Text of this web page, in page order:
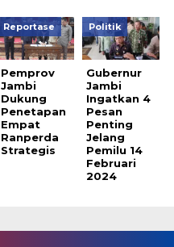
Reportase
Pemprov
Jambi
Dukung
Penetapan
Empat
Ranperda
Strategis
Politik
Gubernur
Jambi
Ingatkan 4
Pesan
Penting
Jelang
Pemilu 14
Februari
2024